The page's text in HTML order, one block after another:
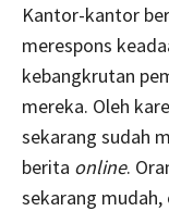
Kantor-kantor
merespons
kebangkrutan
mereka. Oleh
sekarang sudah
berita online.
sekarang mudah,